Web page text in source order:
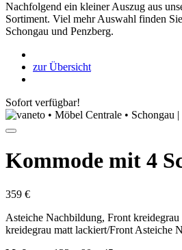
Nachfolgend ein kleiner Auszug aus
Sortiment. Viel mehr Auswahl finden
Schongau und Penzberg.
zur Übersicht
Sofort verfügbar!
Kommode mit 4
359 €
Asteiche Nachbildung, Front
kreidegrau matt lackiert/Front Asteiche